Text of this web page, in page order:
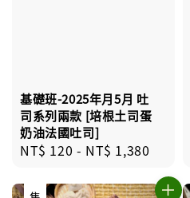
基礎班-2025年月5月 吐
司系列兩款 [培根土司蛋
奶油法國吐司]
Regular
NT$ 120 - NT$ 1,380